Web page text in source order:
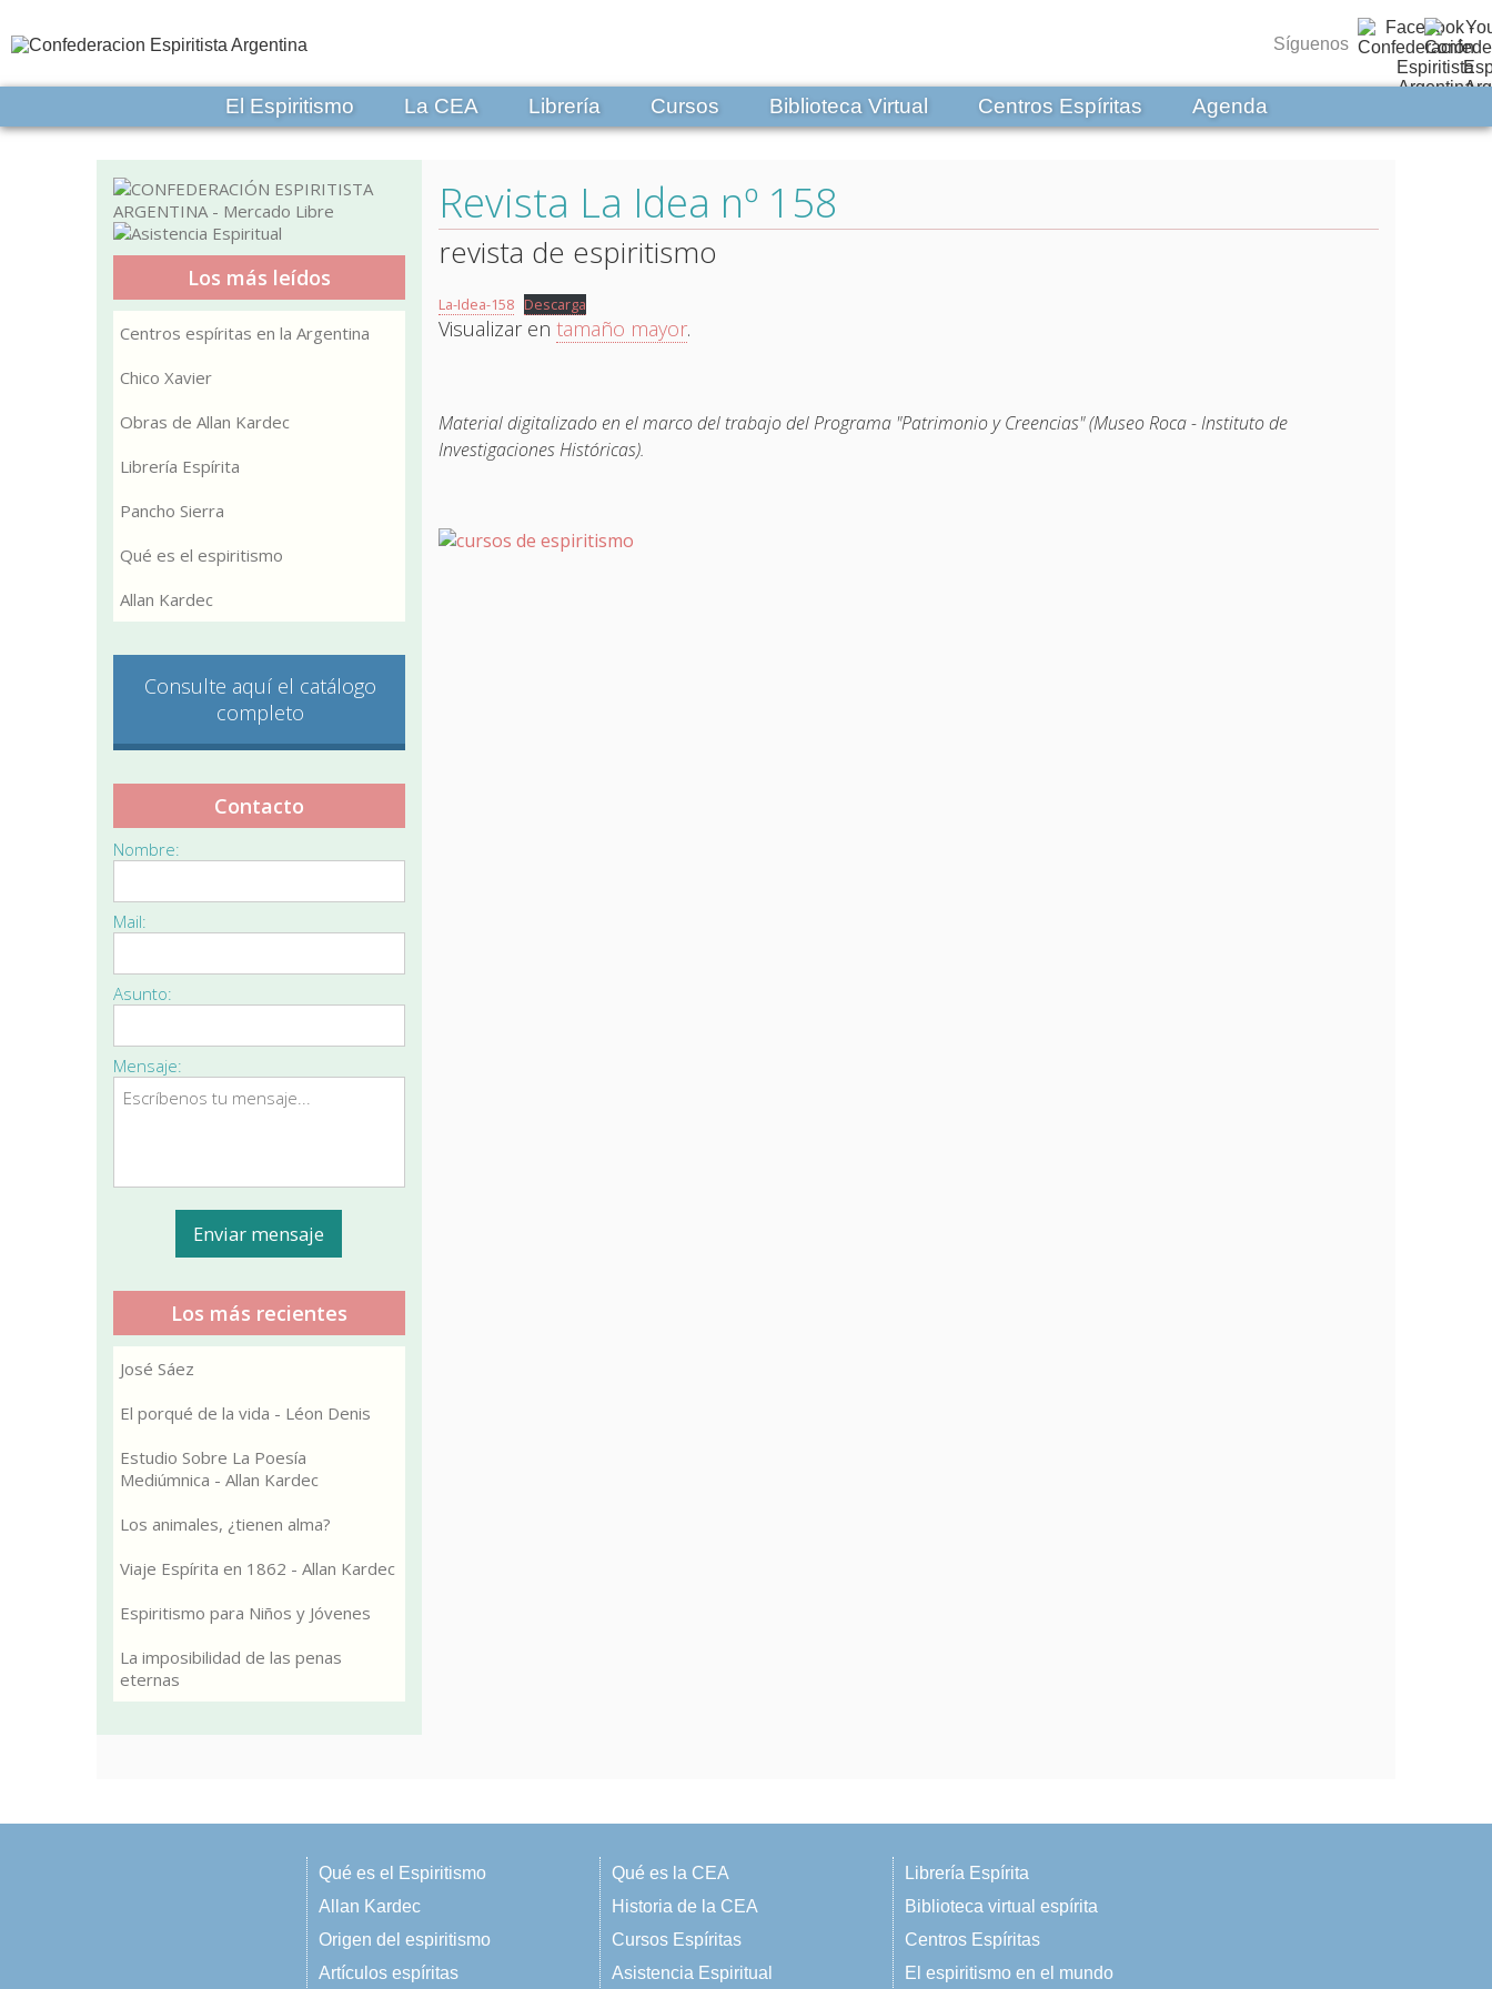
Síguenos
El Espiritismo La CEA Librería Cursos Biblioteca Virtual Centros Espíritas Agenda
Revista La Idea nº 158
revista de espiritismo
La-Idea-158 Descarga
Visualizar en tamaño mayor.
Material digitalizado en el marco del trabajo del Programa "Patrimonio y Creencias" (Museo Roca - Instituto de
Investigaciones Históricas).
Los más leídos
Centros espíritas en la Argentina
Chico Xavier
Obras de Allan Kardec
Librería Espírita
Pancho Sierra
Qué es el espiritismo
Allan Kardec
Consulte aquí el catálogo
completo
Contacto
Nombre:
Mail:
Asunto:
Mensaje:
Los más recientes
José Sáez
El porqué de la vida - Léon Denis
Estudio Sobre La Poesía
Mediúmnica - Allan Kardec
Los animales, ¿tienen alma?
Viaje Espírita en 1862 - Allan Kardec
Espiritismo para Niños y Jóvenes
La imposibilidad de las penas
eternas
Qué es el Espiritismo
Allan Kardec
Origen del espiritismo
Artículos espíritas
Qué es la CEA
Historia de la CEA
Cursos Espíritas
Asistencia Espiritual
Librería Espírita
Biblioteca virtual espírita
Centros Espíritas
El espiritismo en el mundo